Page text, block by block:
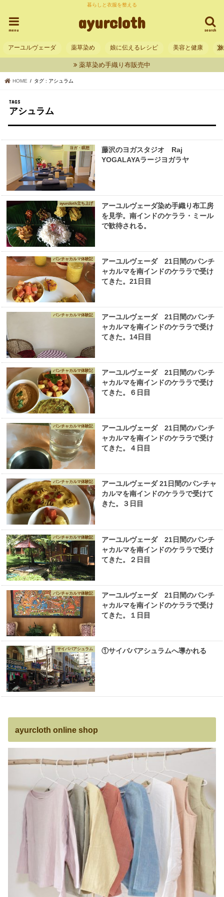
暮らしと衣服を整える
ayurcloth search
menu
アーユルヴェーダ 薬草染め 娘に伝えるレシピ 美容と健康
薬草染め手織り布販売中
HOME タグ : アシュラム
アシュラム
ヨガ・瞑想
藤沢のヨガスタジオ Raj
YOGALAYAラージヨガラヤ
ayurcloth立ち上げ
アーユルヴェーダ染め手織り布工房
を見学。南インドのケララ・ミール
で歓待される。
パンチャカルマ体験記
アーユルヴェーダ 21日間のパンチ
ャカルマを南インドのケララで受け
てきた。21日目
パンチャカルマ体験記
アーユルヴェーダ 21日間のパンチ
ャカルマを南インドのケララで受け
てきた。14日目
パンチャカルマ体験記
アーユルヴェーダ 21日間のパンチ
ャカルマを南インドのケララで受け
てきた。６日目
パンチャカルマ体験記
アーユルヴェーダ 21日間のパンチ
ャカルマを南インドのケララで受け
てきた。４日目
パンチャカルマ体験記
アーユルヴェーダ 21日間のパンチャ
カルマを南インドのケララで受けて
きた。３日目
パンチャカルマ体験記
アーユルヴェーダ 21日間のパンチ
ャカルマを南インドのケララで受け
てきた。２日目
パンチャカルマ体験記
アーユルヴェーダ 21日間のパンチ
ャカルマを南インドのケララで受け
てきた。１日目
サイババアシュラム ①サイババアシュラムへ導かれる
ayurcloth online shop